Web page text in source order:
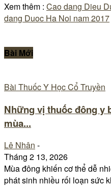
Xem thêm : Cao dang Dieu
dang Duoc Ha Noi nam 2017
Bài Mới
Bài Thuốc Y Học Cổ Truyền
Những vị thuốc đông y
mùa...
Lê Nhân -
Tháng 2 13, 2026
Mùa đông khiến cơ thể dễ
phát sinh nhiều rối loạn sức